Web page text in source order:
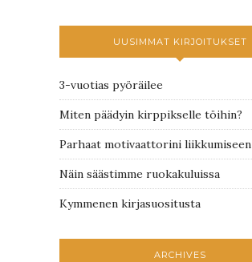
UUSIMMAT KIRJOITUKSET
3-vuotias pyöräilee
Miten päädyin kirppikselle töihin?
Parhaat motivaattorini liikkumiseen
Näin säästimme ruokakuluissa
Kymmenen kirjasuositusta
ARCHIVES